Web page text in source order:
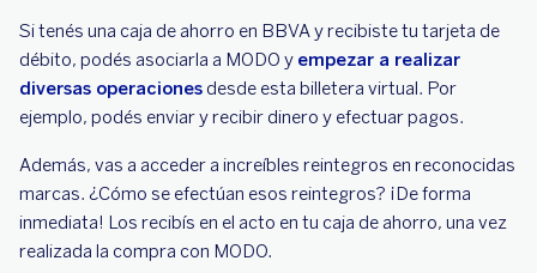
Si tenés una caja de ahorro en BBVA y recibiste tu tarjeta de
débito, podés asociarla a MODO y empezar a realizar
diversas operaciones desde esta billetera virtual. Por
ejemplo, podés enviar y recibir dinero y efectuar pagos.
Además, vas a acceder a increíbles reintegros en reconocidas
marcas. ¿Cómo se efectúan esos reintegros? ¡De forma
inmediata! Los recibís en el acto en tu caja de ahorro, una vez
realizada la compra con MODO.